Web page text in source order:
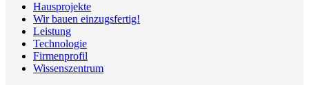
Hausprojekte
Wir bauen einzugsfertig!
Leistung
Technologie
Firmenprofil
Wissenszentrum